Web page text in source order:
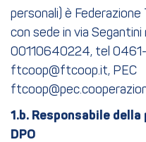
personali) è Federazione
con sede in via Segantini
00110640224, tel 0461-
ftcoop@ftcoop.it, PEC
1.b. Responsabile
DPO